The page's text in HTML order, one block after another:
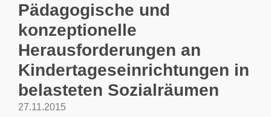
Pädagogische und
konzeptionelle
Herausforderungen an
Kindertageseinrichtungen in
belasteten Sozialräumen
27.11.2015